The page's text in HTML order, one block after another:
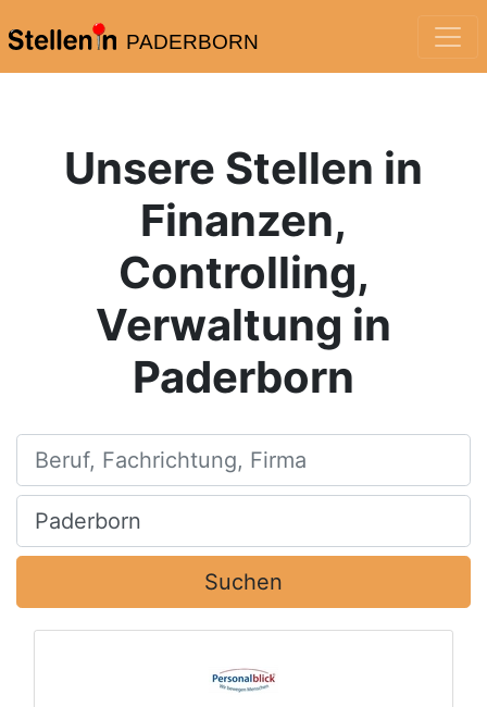
PADERBORN
Unsere Stellen in
Finanzen,
Controlling,
Verwaltung in
Paderborn
Beruf, Fachrichtung, Firma
Ort, Stadt
Suchen